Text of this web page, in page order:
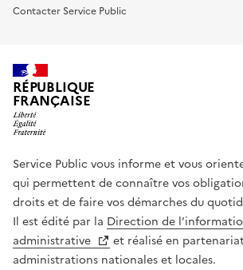
Contacter Service Public
RÉPUBLIQUE
FRANÇAISE
Service Public vous informe et vous
qui permettent de connaître vos
droits et de faire vos démarches du
Il est édité par la Direction de
administrative
et réalisé en
administrations nationales et locales.